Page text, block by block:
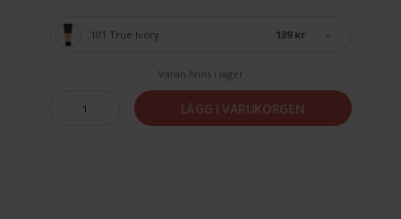
139 kr
101 True Ivory
Varan finns i lager
LÄGG I VARUKORGEN